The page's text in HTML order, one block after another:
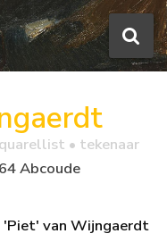
• tekenaar
Abcoude
'Piet' van Wijngaerdt